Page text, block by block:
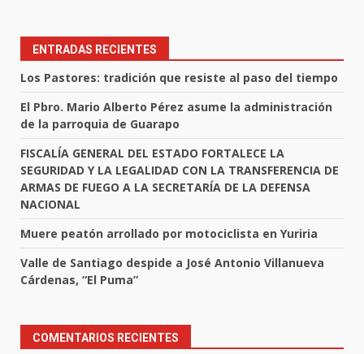
ENTRADAS RECIENTES
Los Pastores: tradición que resiste al paso del tiempo
El Pbro. Mario Alberto Pérez asume la administración
de la parroquia de Guarapo
FISCALÍA GENERAL DEL ESTADO FORTALECE LA
SEGURIDAD Y LA LEGALIDAD CON LA TRANSFERENCIA DE
ARMAS DE FUEGO A LA SECRETARÍA DE LA DEFENSA
NACIONAL
Muere peatón arrollado por motociclista en Yuriria
Valle de Santiago despide a José Antonio Villanueva
Cárdenas, “El Puma”
COMENTARIOS RECIENTES